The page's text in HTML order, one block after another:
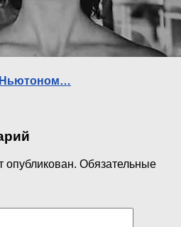
опубликован. Обязательные